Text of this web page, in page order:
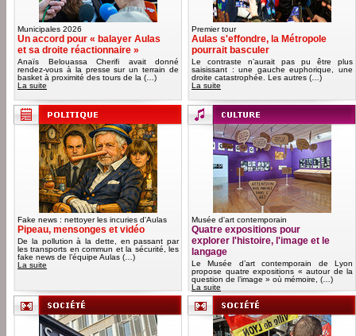
Municipales 2026
Un accord pour « balayer Aulas
et sa droite réactionnaire »
Anaïs Belouassa Cherifi avait donné
rendez-vous à la presse sur un terrain de
basket à proximité des tours de la (…)
La suite
Premier tour
Aulas s'effondre, la Métropole
pourrait basculer
Le contraste n’aurait pas pu être plus
saisissant : une gauche euphorique, une
droite catastrophée. Les autres (…)
La suite
Fake news : nettoyer les incuries d'Aulas
Pipeau, mensonges et vidéo
De la pollution à la dette, en passant par
les transports en commun et la sécurité, les
fake news de l’équipe Aulas (…)
La suite
Musée d'art contemporain
Quatre expositions pour
explorer l'histoire, l'image et le
langage
Le Musée d’art contemporain de Lyon
propose quatre expositions « autour de la
question de l’image » où mémoire, (…)
La suite